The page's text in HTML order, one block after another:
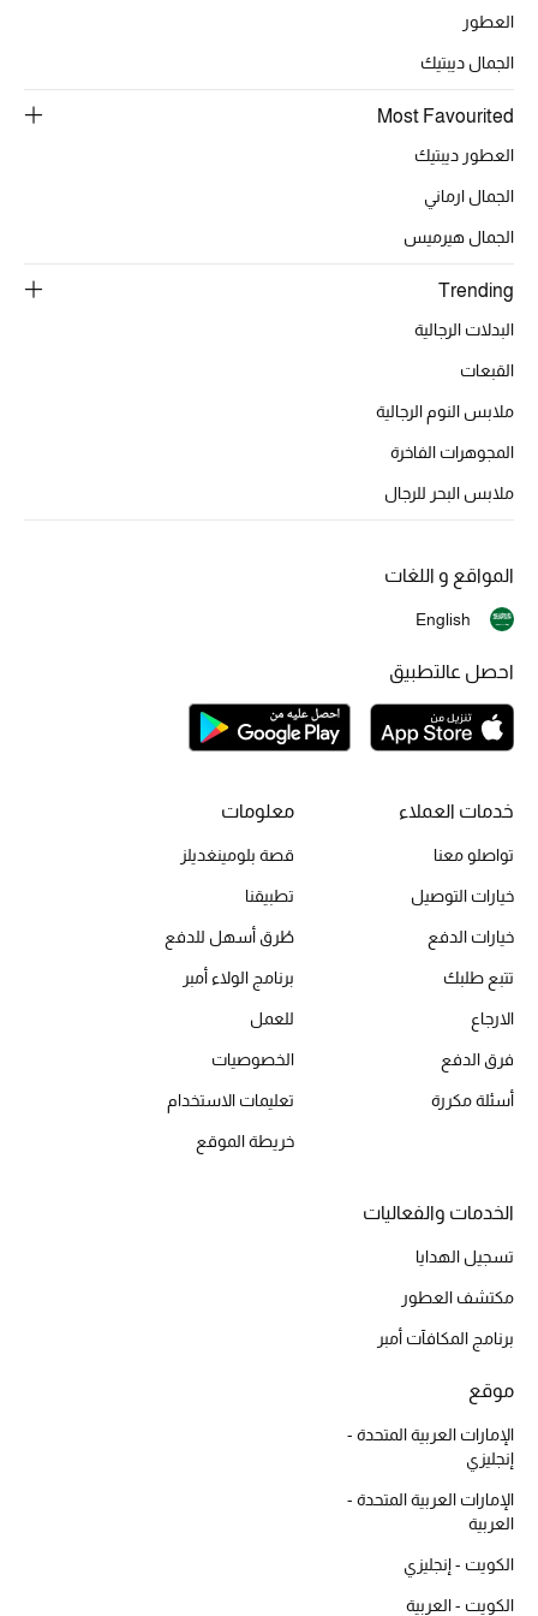
جميع الملابس الرجالية
حقائب رجالية
صُممت للرجال
عرض جميع المنتجات
عودة صغاركم للمدارس
الهدايا
الموسم الجديد
ركن أناقة المنتجعات
هدايا للأطفال
تشكيلة مستلزمات الأطفال
مستلزمات البنات (2 - 14 سنة)
مستلزمات الأولاد (2 - 14 سنة)
العودة إلى المدرسة
تسوقوا التشكيلة
العطور
الجمال ديبتيك
Most Favourited
العطور ديبتيك
الجمال ارماني
الجمال هيرميس
Trending
البدلات الرجالية
القبعات
ملابس النوم الرجالية
المجوهرات الفاخرة
ملابس البحر للرجال
خدمات العملاء
تواصلو معنا
خيارات التوصيل
خيارات الدفع
تتبع طلبك
الارجاع
فرق الدفع
أسئلة مكررة
معلومات
قصة بلومينغديلز
تطبيقنا
طُرق أسهل للدفع
برنامج الولاء أمبر
للعمل
الخصوصيات
تعليمات الاستخدام
خريطة الموقع
الخدمات والفعاليات
تسجيل الهدايا
مكتشف العطور
برنامج المكافآت أمبر
موقع
الإمارات العربية المتحدة -
إنجليزي
الإمارات العربية المتحدة -
العربية
الكويت - إنجليزي
الكويت - العربية
المواقع و اللغات
English
احصل عالتطبيق